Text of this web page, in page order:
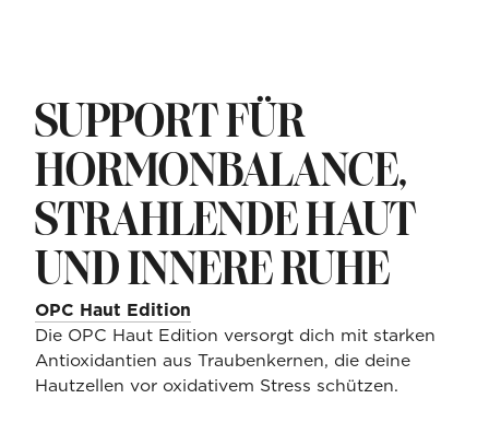
SUPPORT FÜR
HORMONBALANCE,
STRAHLENDE HAUT
UND INNERE RUHE
OPC Haut Edition
Die OPC Haut Edition versorgt dich mit starken
Antioxidantien aus Traubenkernen, die deine
Hautzellen vor oxidativem Stress schützen.